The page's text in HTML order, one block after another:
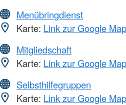
Menübringdienst
Karte: Link zur Google
Mitgliedschaft
Karte: Link zur Google
Selbsthilfegruppen
Karte: Link zur Google